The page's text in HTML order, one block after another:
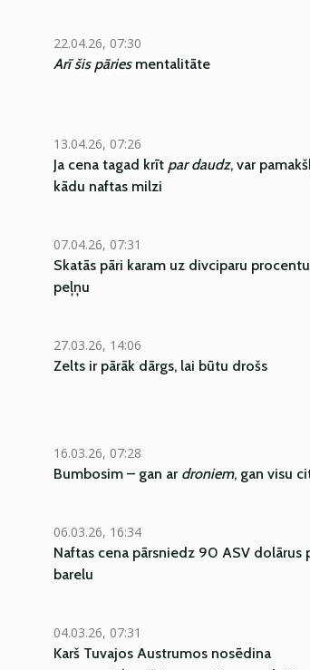
22.04.26, 07:30
Arī šis pāriesmentalitāte
13.04.26, 07:26
Ja cena tagad krīt par daudz, var
kādu naftas milzi
07.04.26, 07:31
Skatās pāri karam uz divciparu procentu
peļņu
27.03.26, 14:06
Zelts ir pārāk dārgs, lai būtu drošs
16.03.26, 07:28
Bumbosim – gan ar droniem, gan visu
06.03.26, 16:34
Naftas cena pārsniedz 90 ASV dolārus
barelu
04.03.26, 07:31
Karš Tuvajos Austrumos nosēdina